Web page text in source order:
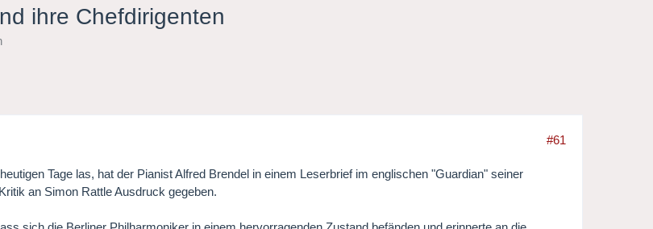
ihre Chefdirigenten
#61
Tage las, hat der Pianist Alfred Brendel in einem Leserbrief im englischen "Guardian" seiner
an Simon Rattle Ausdruck gegeben.